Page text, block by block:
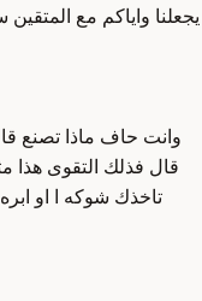
يجعلنا واياكم مع
وانت حاف ماذا تصنع
قال فذلك التقوى
تاخذك شوكه ا او